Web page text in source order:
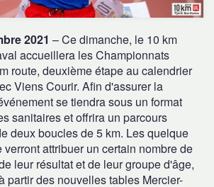
2021 – Ce dimanche, le 10 km
accueillera les Championnats
route, deuxième étape au calendrier
Viens Courir. Afin d'assurer la
se tiendra sous un format
sanitaires et offrira un parcours
deux boucles de 5 km. Les quelque
attribuer un certain nombre de
leur résultat et de leur groupe d'âge,
partir des nouvelles tables Mercier-